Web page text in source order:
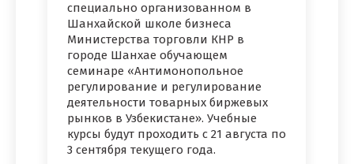
специально организованном в
Шанхайской школе бизнеса
Министерства торговли КНР в
городе Шанхае обучающем
семинаре «Антимонопольное
регулирование и регулирование
деятельности товарных биржевых
рынков в Узбекистане». Учебные
курсы будут проходить с 21 августа по
3 сентября текущего года.